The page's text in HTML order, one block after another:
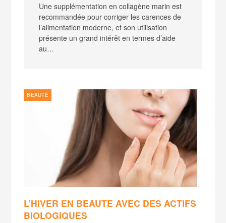
Une supplémentation en collagène marin est
recommandée pour corriger les carences de
l’alimentation moderne, et son utilisation
présente un grand intérêt en termes d’aide
au…
BEAUTÉ
L’HIVER EN BEAUTE AVEC DES ACTIFS
BIOLOGIQUES